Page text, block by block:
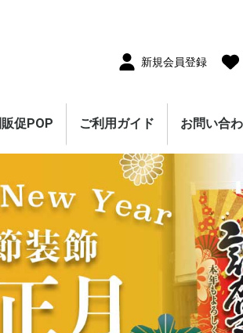
新規会員登録
セールのぼり旗
セールポスター
セールタペストリー
シンプルセール
プリズムセール
促POP
セールのぼり旗
レギュラーのぼり旗
ホテル・宿泊のぼり旗
リサイクル・中古販売
のぼり旗
ドラッグ・薬局のぼり
理美容のぼり旗
物販・小売のぼり旗
飲食店のぼり旗
不動産・車のぼり旗
春・スプリングのぼり
夏・サマーのぼり旗
秋・オータムのぼり旗
冬・ウィンターのぼり
ハロウィンのぼり旗
クリスマスのぼり旗
お正月のぼり旗
歳末セールのぼり旗
パラポスター（横長）
テーマポスター（正方
変形ポスター
セール・オープン・販
促ポスター
春のポスター
夏のポスター
秋・ハロウィンのポス
冬・お正月・初売りの
ポスター
クリスマスのポスター
バレンタイン・ホワイ
トデーのポスター
ペナント
ビッグペナント
45cm幅タペストリー
60cm幅タペストリー
ワイドタペストリー
防炎タペストリー
（90×180cm）
シート・ワゴン幕
テーブルクロス
デコレーションリボン
連続ペナント
フラッグガーランド
ウェーブペナント他
セールPOP
ご利用ガイド お問い合